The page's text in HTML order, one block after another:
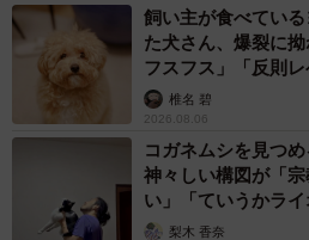
０円
（２）ＢＢＱ盛り合わせ 上級者
特選イチボ、特選ランプステーキ
ンＭＩＸ）４０００円
（３）カルビ＆ハラミ 各５０
（４）ぶるタレ １本 ７００円
（５）ホルモンＭＩＸ ２００ｇ
飼い主が食べてい
た犬さん、爆裂に
フスフス」「反則レ
椎名 碧
2026.08.06
コガネムシを見つ
神々しい構図が「
い」「ていうかライ
梨木 香奈